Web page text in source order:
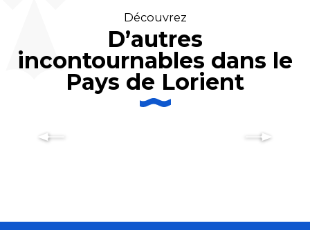
Découvrez
D’autres
incontournables dans le
Pays de Lorient